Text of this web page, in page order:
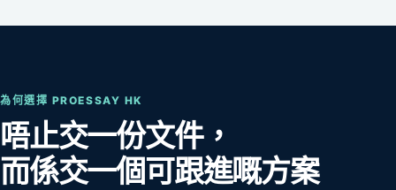
為何選擇 PROESSAY HK
唔止交一份文件，
而係交一個可跟進嘅方案